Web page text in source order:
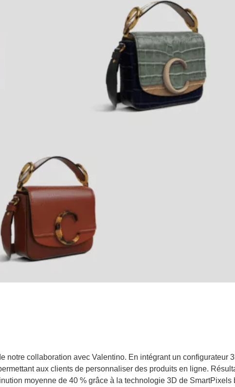
notre collaboration avec Valentino. En intégrant un configurateur
aux clients de personnaliser des produits en ligne.
moyenne de 40 % grâce à la technologie 3D de SmartPixels